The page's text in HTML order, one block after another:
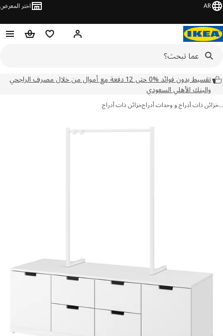
AR اختر المعرض
مرحبًا! سجل الدخول
قائمة المفضلةسلة التسوق
تقسيط بدون فوائد %0 حتى 12 دفعة مع أموال من خلال مصرف الراجحي
والبنك الأهلي السعودي
ذات أدراج و وحدات أدراجخزائن ذات أدراج